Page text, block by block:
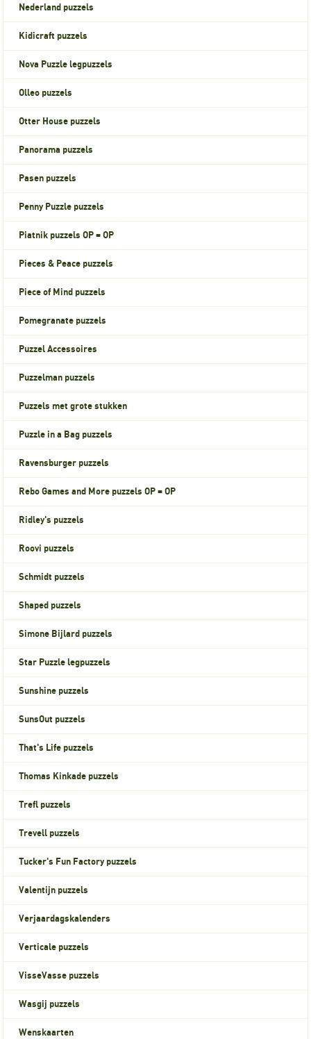
Nederland puzzels
Kidicraft puzzels
Nova Puzzle legpuzzels
Olleo puzzels
Otter House puzzels
Panorama puzzels
Pasen puzzels
Penny Puzzle puzzels
Piatnik puzzels OP = OP
Pieces & Peace puzzels
Piece of Mind puzzels
Pomegranate puzzels
Puzzel Accessoires
Puzzelman puzzels
Puzzels met grote stukken
Puzzle in a Bag puzzels
Ravensburger puzzels
Rebo Games and More puzzels OP = OP
Ridley's puzzels
Roovi puzzels
Schmidt puzzels
Shaped puzzels
Simone Bijlard puzzels
Star Puzzle legpuzzels
Sunshine puzzels
SunsOut puzzels
That's Life puzzels
Thomas Kinkade puzzels
Trefl puzzels
Trevell puzzels
Tucker's Fun Factory puzzels
Valentijn puzzels
Verjaardagskalenders
Verticale puzzels
VisseVasse puzzels
Wasgij puzzels
Wenskaarten